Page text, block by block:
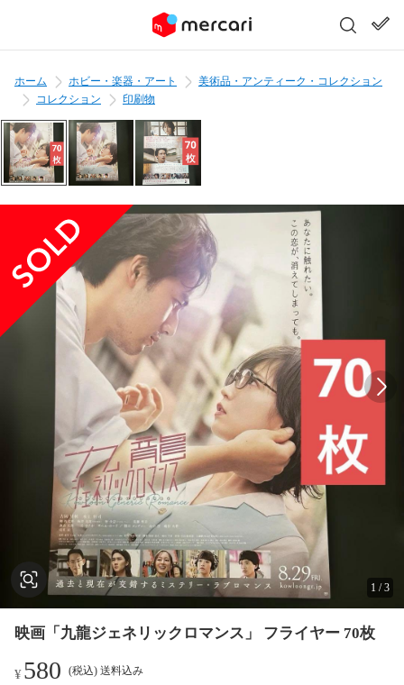
ホーム ホビー・楽器・アート
美術品・アンティーク・コレクション
コレクション
印刷物
1 /3
映画「九龍ジェネリックロマンス」 フライヤー 70枚
¥580 (税込) 送料込み